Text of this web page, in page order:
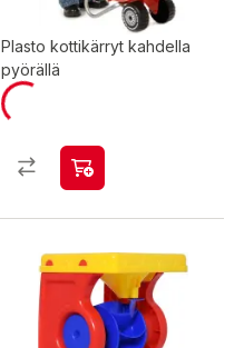
Plasto kottikärryt kahdella
pyörällä